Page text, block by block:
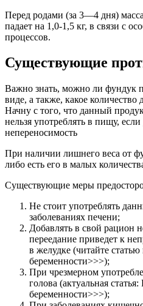
Перед родами (за 3—4 дня)
падает на 1,0-1,5 кг, в связи с
процессов.
Существующие
Важно знать, можно ли фундук
виде, а также, какое
Начну с того, что данный
нельзя употреблять в пищу,
непереносимость
При наличии лишнего веса от
либо есть его в малых
Существующие меры
Не стоит употреблять
заболеваниях печени;
Добавлять в свой рацион
переедание приведет к
в желудке (читайте
беременности>>>);
При чрезмерном
голова (актуальная
беременности>>>);